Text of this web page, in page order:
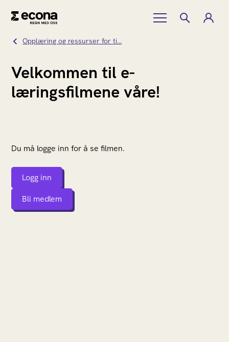
Opplæring og ressurser for ti…
Velkommen til e-
læringsfilmene våre!
Du må logge inn for å se filmen.
Logg inn
Bli medlem